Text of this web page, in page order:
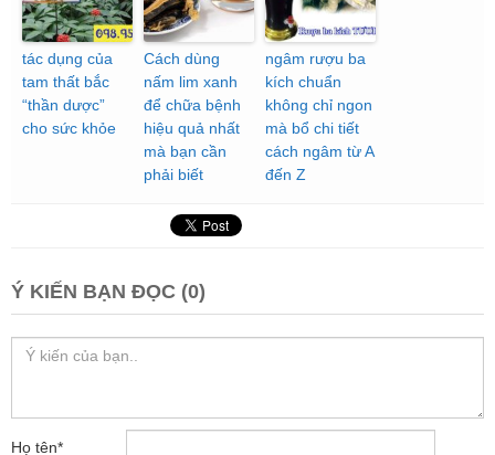
tác dụng của
tam thất bắc
“thần dược”
cho sức khỏe
Cách dùng
nấm lim xanh
để chữa bệnh
hiệu quả nhất
mà bạn cần
phải biết
ngâm rượu ba
kích chuẩn
không chỉ ngon
mà bổ chi tiết
cách ngâm từ A
đến Z
Ý KIẾN BẠN ĐỌC (0)
Họ tên*